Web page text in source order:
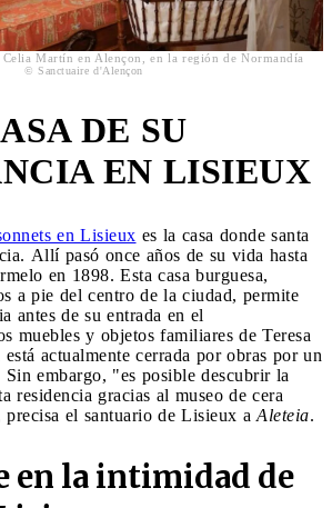
Martín en Alençon, en la región de Normandía
© Sanctuaire d'Alençon
DE SU
EN LISIEUX
en Lisieux es la casa donde santa
Allí pasó once años de su vida hasta
en 1898. Esta casa burguesa,
a pie del centro de la ciudad, permite
antes de su entrada en el
muebles y objetos familiares de Teresa
actualmente cerrada por obras por un
Sin embargo, "es posible descubrir la
residencia gracias al museo de cera
el santuario de Lisieux a Aleteia.
en la intimidad de